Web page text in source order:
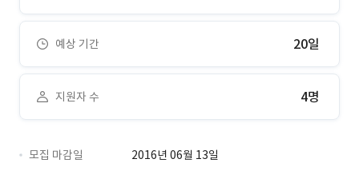
예상 기간 20일
지원자 수 4명
모집 마감일
2016년 06월 13일